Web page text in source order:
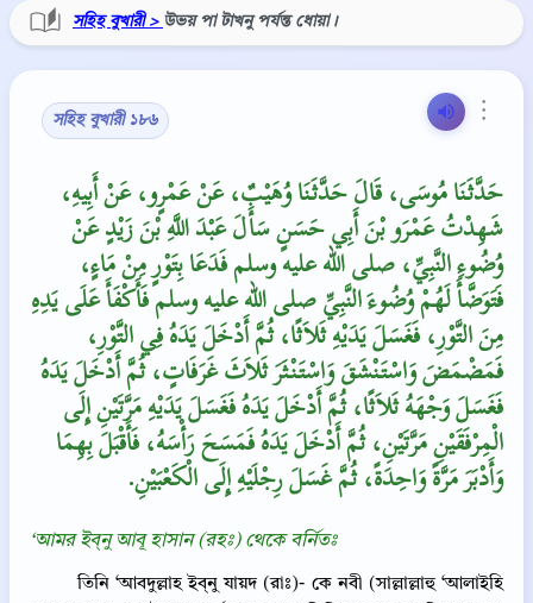
সহিহ বুখারী > উভয় পা টাখনু পর্যন্ত ধোয়া।
⋮
সহিহ বুখারী ১৮৬
حَدَّثَنَا مُوسَى، قَالَ حَدَّثَنَا وُهَيْبٌ، عَنْ عَمْرٍو، عَنْ أَبِيهِ،
شَهِدْتُ عَمْرَو بْنَ أَبِي حَسَنٍ سَأَلَ عَبْدَ اللَّهِ بْنَ زَيْدٍ عَنْ
وُضُوءِ النَّبِيِّ، صلى الله عليه وسلم فَدَعَا بِتَوْرٍ مِنْ مَاءٍ،
فَتَوَضَّأَ لَهُمْ وُضُوءَ النَّبِيِّ صلى الله عليه وسلم فَأَكْفَأَ عَلَى يَدِهِ
مِنَ التَّوْرِ، فَغَسَلَ يَدَيْهِ ثَلاَثًا، ثُمَّ أَدْخَلَ يَدَهُ فِي التَّوْرِ،
فَمَضْمَضَ وَاسْتَنْشَقَ وَاسْتَنْثَرَ ثَلاَثَ غَرَفَاتٍ، ثُمَّ أَدْخَلَ يَدَهُ
فَغَسَلَ وَجْهَهُ ثَلاَثًا، ثُمَّ أَدْخَلَ يَدَهُ فَغَسَلَ يَدَيْهِ مَرَّتَيْنِ إِلَى
الْمِرْفَقَيْنِ مَرَّتَيْنِ، ثُمَّ أَدْخَلَ يَدَهُ فَمَسَحَ رَأْسَهُ، فَأَقْبَلَ بِهِمَا
وَأَدْبَرَ مَرَّةً وَاحِدَةً، ثُمَّ غَسَلَ رِجْلَيْهِ إِلَى الْكَعْبَيْنِ‏.‏
‘আমর ইব্‌নু আবূ হাসান (রহঃ) থেকে বর্নিতঃ
তিনি ‘আবদুল্লাহ ইব্‌নু যায়দ (রাঃ)- কে নবী (সাল্লাল্লাহু ‘আলাইহি